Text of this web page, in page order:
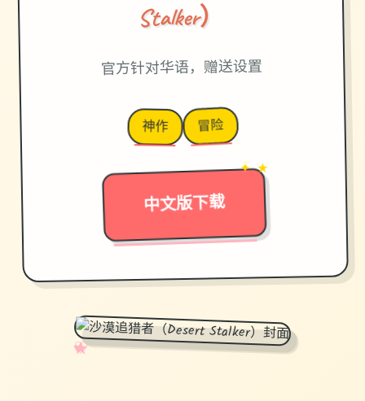
Stalker）
官方针对华语，赠送设置
神作 冒险
中文版下载
→
✦ ★
✧
♡
★
♥